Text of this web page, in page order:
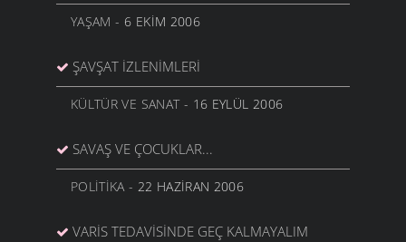
YAŞAM - 6 EKIM 2006
ŞAVŞAT İZLENIMLERI
KÜLTÜR VE SANAT- 16 EYLÜL 2006
SAVAŞ VE ÇOCUKLAR...
POLITIKA- 22 HAZIRAN 2006
VARIS TEDAVISINDE GEÇ KALMAYALIM